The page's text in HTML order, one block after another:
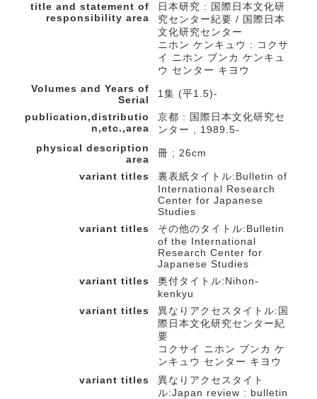
title and statement of
responsibility area
日本研究 : 国際日本文化研
究センター紀要 / 国際日本
文化研究センター
ニホン ケンキュウ : コクサ
イ ニホン ブンカ ケンキュ
ウ センター キヨウ
Volumes and Years of
Serial
1集 (平1.5)-
publication,distributio
n,etc.,area
京都 : 国際日本文化研究セ
ンター , 1989.5-
physical description
area
冊 ; 26cm
variant titles
裏表紙タイトル:Bulletin of
International Research
Center for Japanese
Studies
variant titles
その他のタイトル:Bulletin
of the International
Research Center for
Japanese Studies
variant titles
奥付タイトル:Nihon-
kenkyu
variant titles
異なりアクセスタイトル:国
際日本文化研究センター紀
要
コクサイ ニホン ブンカ ケ
ンキュウ センター キヨウ
variant titles
異なりアクセスタイト
ル:Japan review : bulletin